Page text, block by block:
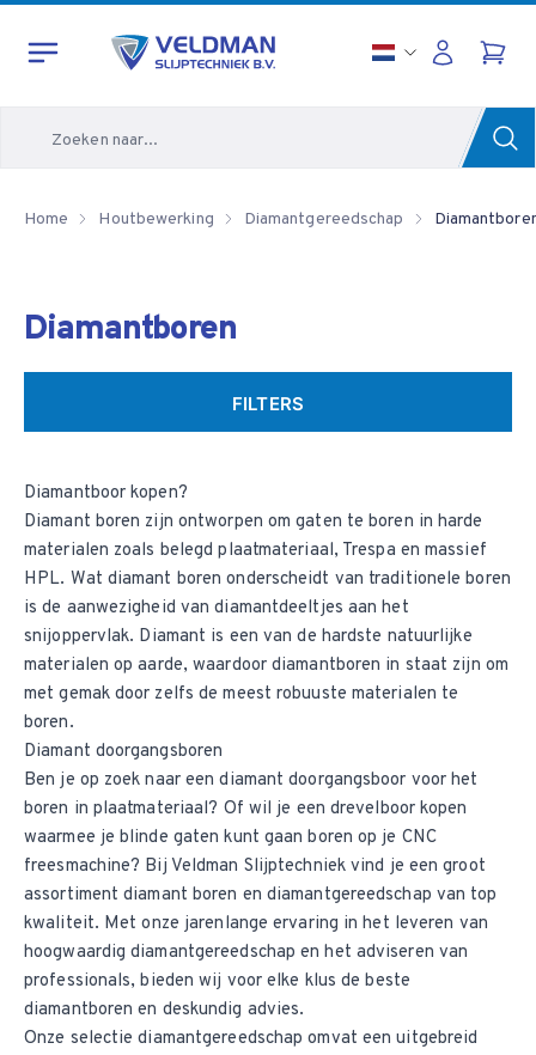
Home Houtbewerking Diamantgereedschap
Diamantboren
FILTERS
Diamantboor kopen?
Diamant boren zijn ontworpen om gaten te boren in harde
materialen zoals belegd plaatmateriaal, Trespa en massief
HPL. Wat diamant boren onderscheidt van traditionele boren
is de aanwezigheid van diamantdeeltjes aan het
snijoppervlak. Diamant is een van de hardste natuurlijke
materialen op aarde, waardoor diamantboren in staat zijn om
met gemak door zelfs de meest robuuste materialen te
boren.
Diamant doorgangsboren
Ben je op zoek naar een diamant doorgangsboor voor het
boren in plaatmateriaal? Of wil je een drevelboor kopen
waarmee je blinde gaten kunt gaan boren op je CNC
freesmachine? Bij Veldman Slijptechniek vind je een groot
assortiment diamant boren en diamantgereedschap van top
kwaliteit. Met onze jarenlange ervaring in het leveren van
hoogwaardig diamantgereedschap en het adviseren van
professionals, bieden wij voor elke klus de beste
diamantboren en deskundig advies.
Onze selectie diamantgereedschap omvat een uitgebreid